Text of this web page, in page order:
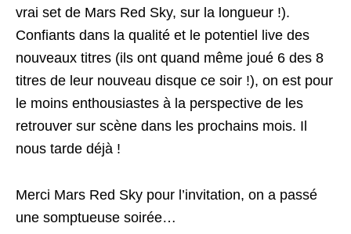
vrai set de Mars Red Sky, sur la longueur !).
Confiants dans la qualité et le potentiel live des
nouveaux titres (ils ont quand même joué 6 des 8
titres de leur nouveau disque ce soir !), on est pour
le moins enthousiastes à la perspective de les
retrouver sur scène dans les prochains mois. Il
nous tarde déjà !
Merci Mars Red Sky pour l’invitation, on a passé
une somptueuse soirée…